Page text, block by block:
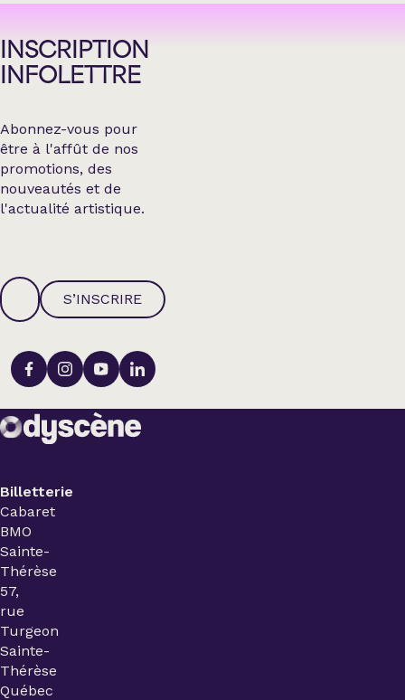
INSCRIPTION
INFOLETTRE
Abonnez-vous pour
être à l'affût de nos
promotions, des
nouveautés et de
l'actualité artistique.
S’INSCRIRE
Billetterie
Cabaret
BMO
Sainte-
Thérèse
57,
rue
Turgeon
Sainte-
Thérèse
Québec